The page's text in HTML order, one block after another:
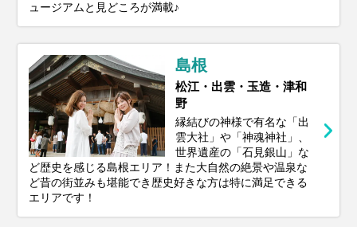
ュージアムと見どころが満載♪
島根
松江・出雲・玉造・津和
野
縁結びの神様で有名な「出
雲大社」や「神魂神社」、
世界遺産の「石見銀山」な
ど歴史を感じる島根エリア！また大自然の絶景や温泉な
ど昔の街並みも堪能でき歴史好きな方は特に満足できる
エリアです！